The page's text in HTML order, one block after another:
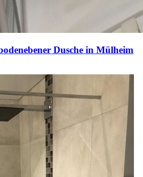
Dusche in Mülheim